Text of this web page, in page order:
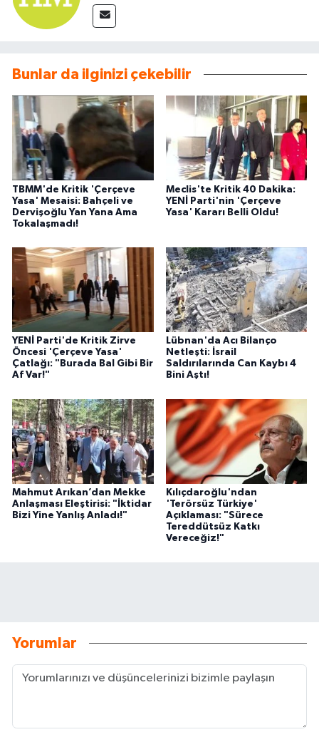
Bunlar da ilginizi çekebilir
TBMM'de Kritik 'Çerçeve
Yasa' Mesaisi: Bahçeli ve
Dervişoğlu Yan Yana Ama
Tokalaşmadı!
Meclis'te Kritik 40 Dakika:
YENİ Parti'nin 'Çerçeve
Yasa' Kararı Belli Oldu!
YENİ Parti'de Kritik Zirve
Öncesi 'Çerçeve Yasa'
Çatlağı: "Burada Bal Gibi Bir
Af Var!"
Lübnan'da Acı Bilanço
Netleşti: İsrail
Saldırılarında Can Kaybı 4
Bini Aştı!
Mahmut Arıkan’dan Mekke
Anlaşması Eleştirisi: "İktidar
Bizi Yine Yanlış Anladı!"
Kılıçdaroğlu'ndan
'Terörsüz Türkiye'
Açıklaması: "Sürece
Tereddütsüz Katkı
Vereceğiz!"
Yorumlar